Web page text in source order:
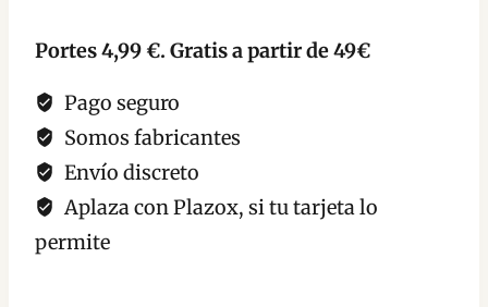
Portes 4,99 €. Gratis a partir de 49€
Pago seguro
Somos fabricantes
Envío discreto
Aplaza con Plazox, si tu tarjeta lo
permite